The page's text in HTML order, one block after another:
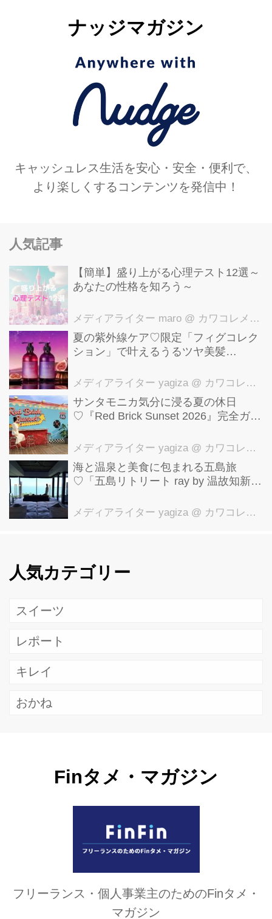
ナッジマガジン
キャッシュレス生活を安心・安全・便利で、
より楽しくするコンテンツを発信中！
人気記事
【簡単】盛り上がる心理テスト12選～
あなたの性格を知ろう～
メディアライター maro @ カワコレメディア編集部
夏の紫外線ケア♡限定「フィグコレク
ション」で叶えるうるツヤ美髪
メディアライター yagiza @ カワコレメディア編集部
サンタモニカ気分に浸る夏の休日
♡『Red Brick Sunset 2026』完全ガイ
メディアライター yagiza @ カワコレメディア編集部
海と温泉と美食に包まれる五島旅
♡「五島リトリート ray by 温故知新」
メディアライター yagiza @ カワコレメディア編集部
人気カテゴリー
スイーツ
レポート
キレイ
おかね
Finタメ・マガジン
フリーランス・個人事業主のためのFinタメ・
マガジン